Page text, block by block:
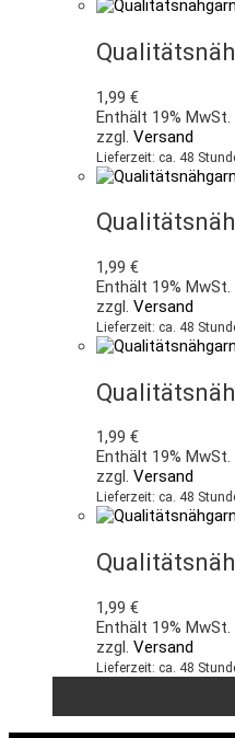
1,99 €
Enthält 19% MwSt.
zzgl. Versand
Lieferzeit: ca. 48
1,99 €
Enthält 19% MwSt.
zzgl. Versand
Lieferzeit: ca. 48
1,99 €
Enthält 19% MwSt.
zzgl. Versand
Lieferzeit: ca. 48
1,99 €
Enthält 19% MwSt.
zzgl. Versand
Lieferzeit: ca. 48